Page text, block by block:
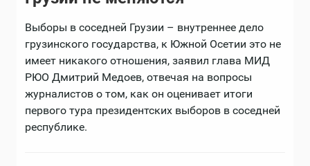
Выборы в соседней Грузии – внутреннее дело
грузинского государства, к Южной Осетии это не
имеет никакого отношения, заявил глава МИД
РЮО Дмитрий Медоев, отвечая на вопросы
журналистов о том, как он оценивает итоги
первого тура президентских выборов в соседней
республике.